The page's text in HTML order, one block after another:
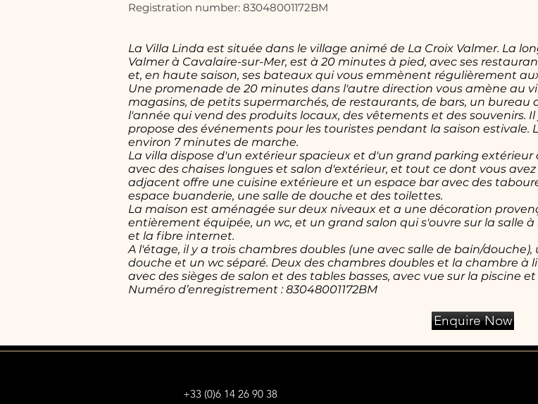
Registration number: 83048001172BM
La Villa Linda est située dans le village animé de La Croix Valmer. La
Valmer à Cavalaire-sur-Mer, est à 20 minutes à pied, avec ses
et, en haute saison, ses bateaux qui vous emmènent régulièrement
Une promenade de 20 minutes dans l'autre direction vous amène au
magasins, de petits supermarchés, de restaurants, de bars, un
l'année qui vend des produits locaux, des vêtements et des
propose des événements pour les touristes pendant la saison estivale.
environ 7 minutes de marche.
La villa dispose d'un extérieur spacieux et d'un grand parking
avec des chaises longues et salon d'extérieur, et tout ce dont vous
adjacent offre une cuisine extérieure et un espace bar avec des
espace buanderie, une salle de douche et des toilettes.
La maison est aménagée sur deux niveaux et a une décoration
entièrement équipée, un wc, et un grand salon qui s'ouvre sur la salle
et la fibre internet.
A l'étage, il y a trois chambres doubles (une avec salle de bain/
douche et un wc séparé. Deux des chambres doubles et la chambre à
avec des sièges de salon et des tables basses, avec vue sur la piscine
Numéro d’enregistrement : 83048001172BM
Enquire Now
+33 (0)6 14 26 90 38